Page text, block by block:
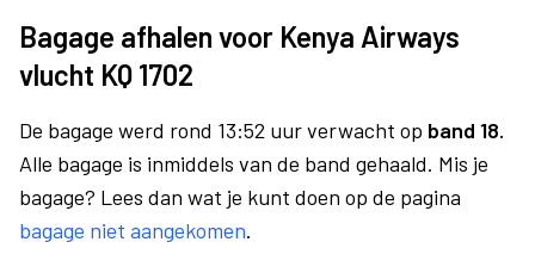
Bagage afhalen voor Kenya Airways
vlucht KQ 1702
De bagage werd rond 13:52 uur verwacht op band 18.
Alle bagage is inmiddels van de band gehaald. Mis je
bagage? Lees dan wat je kunt doen op de pagina
bagage niet aangekomen.